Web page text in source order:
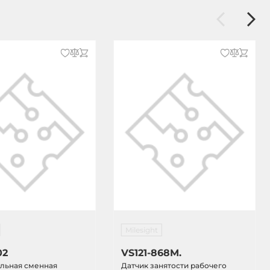
сменная
VS121-868M.
Датчик занятости рабочего